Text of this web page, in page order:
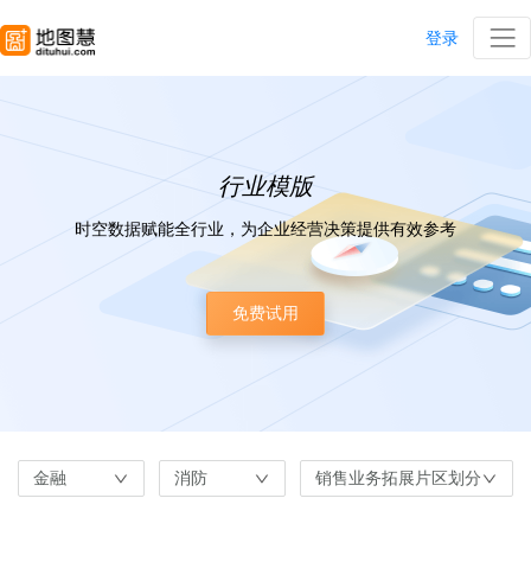
登录
行业模版
时空数据赋能全行业，为企业经营决策提供有效参考
免费试用
金融 消防 销售业务拓展片区划分